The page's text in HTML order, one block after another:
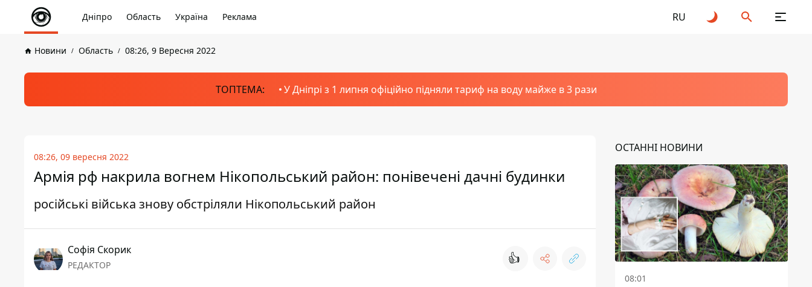
Дніпро Область Україна Реклама RU
Новини Область 08:26, 9 Вересня 2022
ТОПТЕМА: У Дніпрі з 1 липня офіційно підняли тариф на воду майже в 3 рази
08:26, 09 вересня 2022
Армія рф накрила вогнем Нікопольський район: понівечені дачні будинки
російські війська знову обстріляли Нікопольський район
Софія Скорик
РЕДАКТОР 👍
ОСТАННІ НОВИНИ
08:01